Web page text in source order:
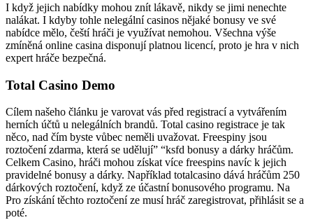
I když jejich nabídky mohou znít lákavě, nikdy se jimi nenechte
nalákat. I kdyby tohle nelegální casinos nějaké bonusy ve své
nabídce mělo, čeští hráči je využívat nemohou. Všechna výše
zmíněná online casina disponují platnou licencí, proto je hra v nich
expert hráče bezpečná.
Total Casino Demo
Cílem našeho článku je varovat vás před registrací a vytvářením
herních účtů u nelegálních brandů. Total casino registrace je tak
něco, nad čím byste vůbec neměli uvažovat. Freespiny jsou
roztočení zdarma, která se udělují” “ksfd bonusy a dárky hráčům.
Celkem Casino, hráči mohou získat více freespins navíc k jejich
pravidelné bonusy a dárky. Například totalcasino dává hráčům 250
dárkových roztočení, když ze účastní bonusového programu. Na
Pro získání těchto roztočení ze musí hráč zaregistrovat, přihlásit se a
poté.